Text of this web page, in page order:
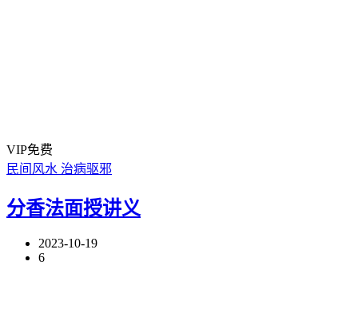
VIP免费
民间风水 治病驱邪
分香法面授讲义
2023-10-19
6